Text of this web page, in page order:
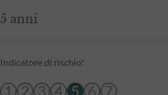
5 anni
Indicatore di rischio*
1 2 3 4 5 6 7